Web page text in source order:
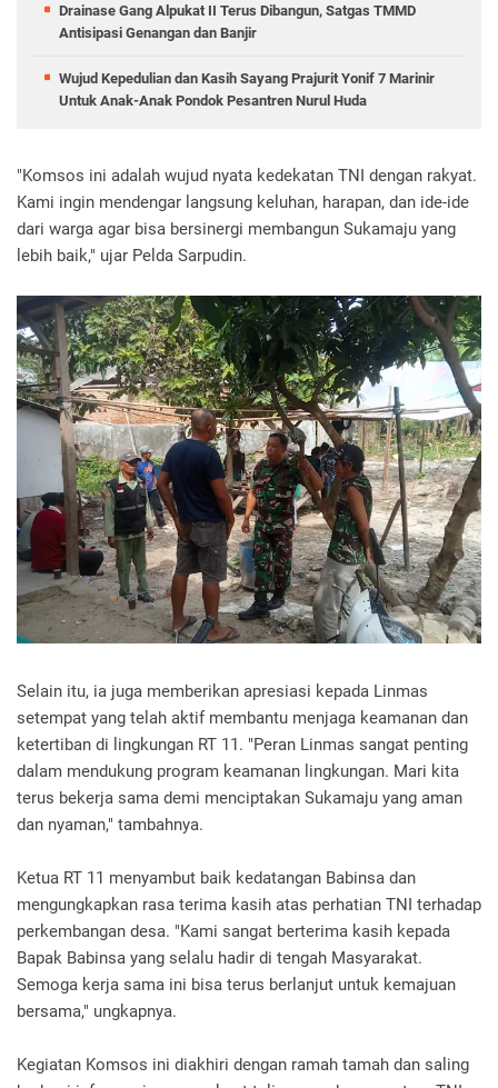
Drainase Gang Alpukat II Terus Dibangun, Satgas TMMD
Antisipasi Genangan dan Banjir
Wujud Kepedulian dan Kasih Sayang Prajurit Yonif 7 Marinir
Untuk Anak-Anak Pondok Pesantren Nurul Huda
"Komsos ini adalah wujud nyata kedekatan TNI dengan rakyat.
Kami ingin mendengar langsung keluhan, harapan, dan ide-ide
dari warga agar bisa bersinergi membangun Sukamaju yang
lebih baik," ujar Pelda Sarpudin.
Selain itu, ia juga memberikan apresiasi kepada Linmas
setempat yang telah aktif membantu menjaga keamanan dan
ketertiban di lingkungan RT 11. "Peran Linmas sangat penting
dalam mendukung program keamanan lingkungan. Mari kita
terus bekerja sama demi menciptakan Sukamaju yang aman
dan nyaman," tambahnya.
Ketua RT 11 menyambut baik kedatangan Babinsa dan
mengungkapkan rasa terima kasih atas perhatian TNI terhadap
perkembangan desa. "Kami sangat berterima kasih kepada
Bapak Babinsa yang selalu hadir di tengah Masyarakat.
Semoga kerja sama ini bisa terus berlanjut untuk kemajuan
bersama," ungkapnya.
Kegiatan Komsos ini diakhiri dengan ramah tamah dan saling